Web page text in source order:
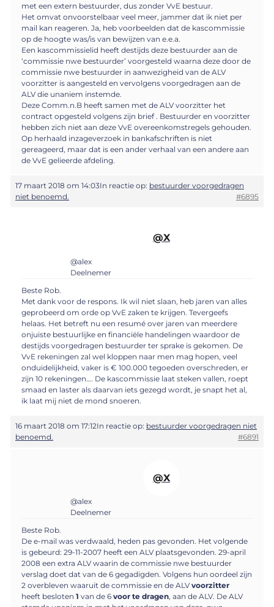
met een extern bestuurder, dus zonder VvE bestuur.
Het omvat onvoorstelbaar veel meer, jammer dat ik niet per
mail kan reageren. Ja, heb voorbeelden dat de kascommissie
op de hoogte was/is van bewijzen van e.e.a.
Een kascommissielid heeft destijds deze bestuurder aan de
‘commissie nwe bestuurder’ voorgesteld waarna deze door de
commissie nwe bestuurder in aanwezigheid van de ALV
voorzitter is aangesteld en vervolgens voorgedragen aan de
ALV die unaniem instemde.
Deze Comm.n.B heeft samen met de ALV voorzitter het
contract opgesteld volgens zijn brief . Bestuurder en voorzitter
hebben zich niet aan deze VvE overeenkomstregels gehouden.
Op herhaald inzageverzoek in bankafschriften is niet
gereageerd, maar dat is een ander verhaal van een andere aan
de VvE gelieerde afdeling.
17 maart 2018 om 14:03In reactie op: bestuurder voorgedragen
niet benoemd.
#6895
@X
@alex
Deelnemer
Beste Rob.
Met dank voor de respons. Ik wil niet slaan, heb jaren van alles
geprobeerd om orde op VvE zaken te krijgen. Tevergeefs
helaas. Het betreft nu een resumé over jaren van meerdere
onjuiste bestuurlijke en financiële handelingen waardoor de
destijds voorgedragen bestuurder ter sprake is gekomen. De
VvE rekeningen zal wel kloppen naar men mag hopen, veel
onduidelijkheid, vaker is € 100.000 tegoeden overschreden, er
zijn 10 rekeningen…. De kascommissie laat steken vallen, roept
smaad en laster als daarvan iets gezegd wordt, je snapt het al,
ik laat mij niet de mond snoeren.
16 maart 2018 om 17:12In reactie op: bestuurder voorgedragen niet
benoemd.
#6891
@X
@alex
Deelnemer
Beste Rob.
De e-mail was verdwaald, heden pas gevonden. Het volgende
is gebeurd: 29-11-2007 heeft een ALV plaatsgevonden. 29-april
2008 een extra ALV waarin de commissie nwe bestuurder
verslag doet dat van de 6 gegadigden. Volgens hun oordeel zijn
2 overbleven waaruit de commissie en de ALV voorzitter
heeft besloten 1 van de 6 voor te dragen, aan de ALV. De ALV